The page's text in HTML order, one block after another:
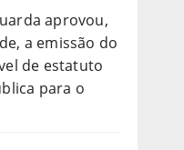
aprovou,
a emissão do
de estatuto
para o